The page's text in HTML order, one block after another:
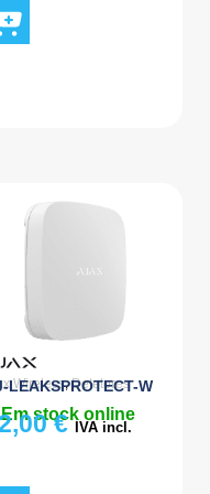
Wireless,Detetores
LEAKSPROTECT-W
Em stock online
€ IVA incl.